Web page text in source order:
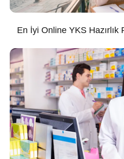
En İyi Online YKS Hazırlık